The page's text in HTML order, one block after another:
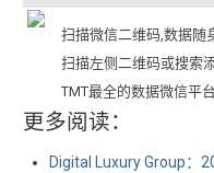
扫描微信二维码,数据随
扫描左侧二维码或搜索
TMT最全的数据微信平
更多阅读：
Digital Luxury Group：